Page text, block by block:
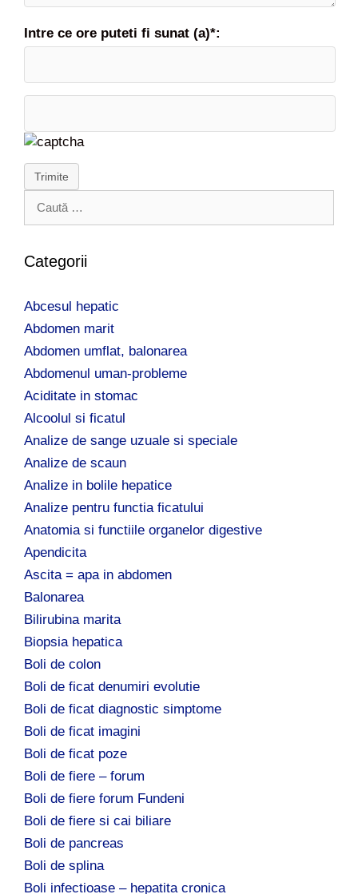
Intre ce ore puteti fi sunat (a)*:
Trimite
t
u
p
ă
:
Categorii
Abcesul hepatic
Abdomen marit
Abdomen umflat, balonarea
Abdomenul uman-probleme
Aciditate in stomac
Alcoolul si ficatul
Analize de sange uzuale si speciale
Analize de scaun
Analize in bolile hepatice
Analize pentru functia ficatului
Anatomia si functiile organelor digestive
Apendicita
Ascita = apa in abdomen
Balonarea
Bilirubina marita
Biopsia hepatica
Boli de colon
Boli de ficat denumiri evolutie
Boli de ficat diagnostic simptome
Boli de ficat imagini
Boli de ficat poze
Boli de fiere – forum
Boli de fiere forum Fundeni
Boli de fiere si cai biliare
Boli de pancreas
Boli de splina
Boli infectioase – hepatita cronica